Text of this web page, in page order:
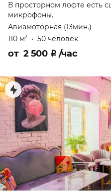
В просторном лофте есть
микрофоны.
Авиамоторная (13мин.)
110 м2 • 50 человек
от 2 500 ₽ /час